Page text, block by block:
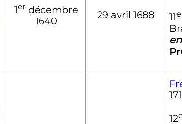
1er décembre
1640
29 avril 1688 11e
en
12e